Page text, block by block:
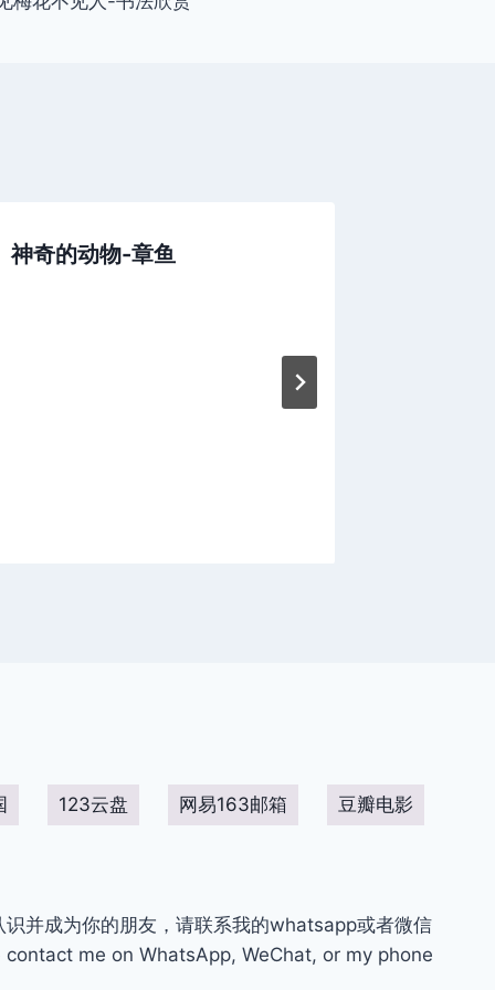
神奇的动物-章鱼
123云盘 网易163邮箱 豆瓣电影
并成为你的朋友，请联系我的whatsapp或者微信
me on WhatsApp, WeChat, or my phone